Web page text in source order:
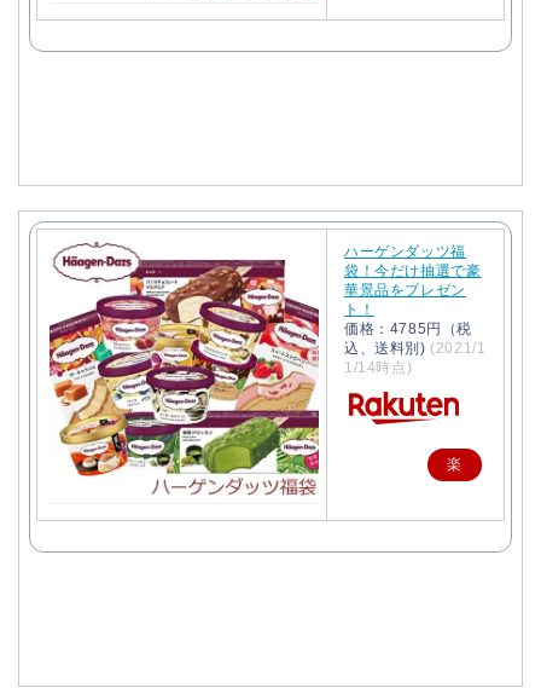
ハーゲンダッツ福
袋！今だけ抽選で豪
華景品をプレゼン
ト！
価格：4785円（税
込、送料別) (2021/1
1/14時点)
楽